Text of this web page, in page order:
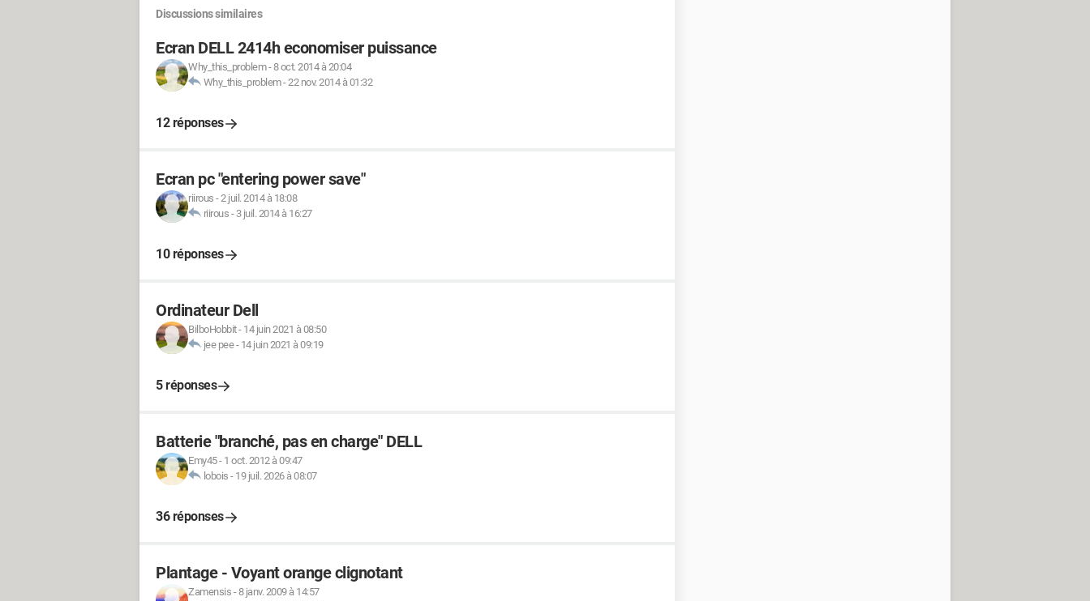
Discussions similaires
Ecran DELL 2414h economiser puissance
Why_this_problem-8 oct. 2014 à 20:04
Why_this_problem-22 nov. 2014 à 01:32
12 réponses
Ecran pc "entering power save"
riirous -2 juil. 2014 à 18:08
riirous - 3 juil. 2014 à 16:27
10 réponses
Ordinateur Dell
BilboHobbit- 14 juin 2021 à 08:50
jee pee- 14 juin 2021 à 09:19
5 réponses
Batterie "branché, pas en charge" DELL
Emy45- 1 oct. 2012 à 09:47
lobois - 19 juil. 2026 à 08:07
36 réponses
Plantage - Voyant orange clignotant
Zamensis -8 janv. 2009 à 14:57